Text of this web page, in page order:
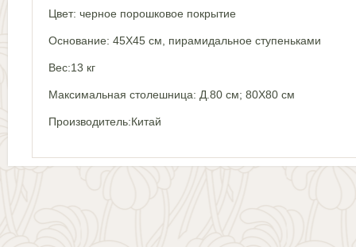
Цвет: черное порошковое покрытие
Основание: 45Х45 см, пирамидальное ступеньками
Вес:13 кг
Максимальная столешница: Д.80 см; 80Х80 см
Производитель:Китай